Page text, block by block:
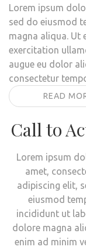
Lorem ipsum
sed do eiusmod
magna aliqua. Ut
exercitation
augue eu dolor
consectetur
READ
Call to
Lorem ipsum
amet,
adipiscing elit,
eiusmod
incididunt ut
dolore magna
enim ad minim